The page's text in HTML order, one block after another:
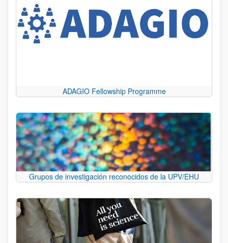
ADAGIO Fellowship Programme
Grupos de investigación reconocidos de la UPV/EHU